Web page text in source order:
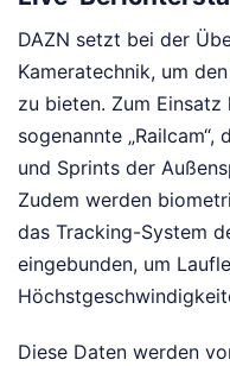
DAZN setzt bei der
Kameratechnik, um
zu bieten. Zum
sogenannte
und Sprints der
Zudem werden
das Tracking-System
eingebunden, um
Diese Daten werden